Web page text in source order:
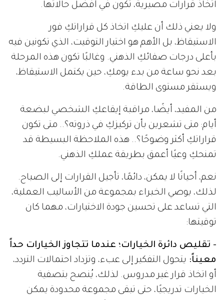
اتخاذ قرارات مصيرية، تكون في أفضل حالاتها.
ولا يعني ذلك أن عليكِ اتخاذ كل قراراتكِ فور
الاستيقاظ، بل الأهم هو اختيار التوقيت، الذي تكونين فيه
بأعلى درجات صفائكِ الذهني. وغالبًا تكون هذه المرحلة
بعد نحو ساعة من بدء يومكِ، حين يكتمل الاستيقاظ،
ويستقر مستوى الطاقة.
من المفيد، أيضًا، مراقبة إيقاعكِ الشخصي لبضعة
أيام: متى تشعرين بأن تركيزكِ في ذروته؟.. متى تكون
قراراتكِ أكثر وضوحًا؟.. هذه الملاحظة البسيطة قد
تمنحكِ وعيًا أعمق بطريقة عملكِ الذهني.
نعم، أحيانًا لا يمكن، دائمًا، تأجيل القرارات إلى الصباح.
لذلك، يوصي الخبراء بمجموعة من الأساليب العملية،
التي تساعد على تحسين جودة الاختيارات، مهما كان
توقيتها:
- تقليص دائرة الخيارات؛ عندما تتجاوز الخيارات حداً
معيناً: يتحول التفكير إلى عبء، وتزداد احتمالات التردد،
أو اتخاذ قرار غير مدروس. لذلك، يُنصح بتصفية
الخيارات تدريجيًا، حتى تبقى مجموعة محدودة يمكن